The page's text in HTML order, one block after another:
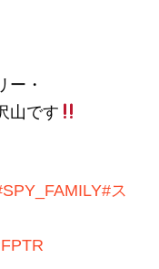
ー・
山です
#ス